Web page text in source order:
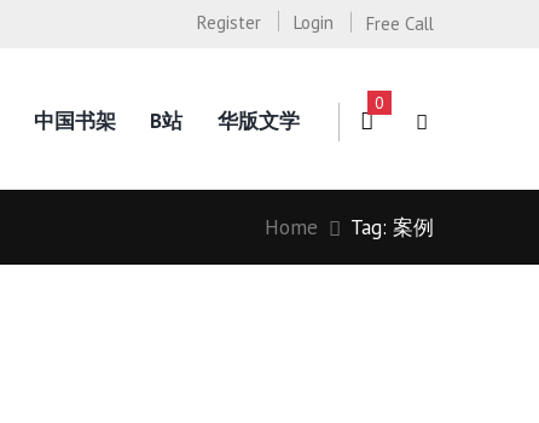
Free Call
Register Login
中国书架 B站 华版文学
0
Home Tag: 案例